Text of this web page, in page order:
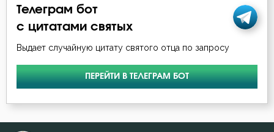
Причастие
Раскаяние
Самолюбие
Никон Оптинский (Беляев)
Феодор Эдесский
Телеграм бот
с цитатами святых
Выдает случайную цитату святого отца по запросу
ПЕРЕЙТИ В ТЕЛЕГРАМ БОТ